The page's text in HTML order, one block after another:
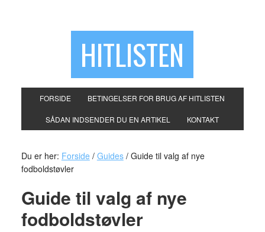
HITLISTEN
FORSIDE BETINGELSER FOR BRUG AF HITLISTEN
SÅDAN INDSENDER DU EN ARTIKEL KONTAKT
Du er her: Forside / Guides /Guide til valg af nye
fodboldstøvler
Guide til valg af nye
fodboldstøvler